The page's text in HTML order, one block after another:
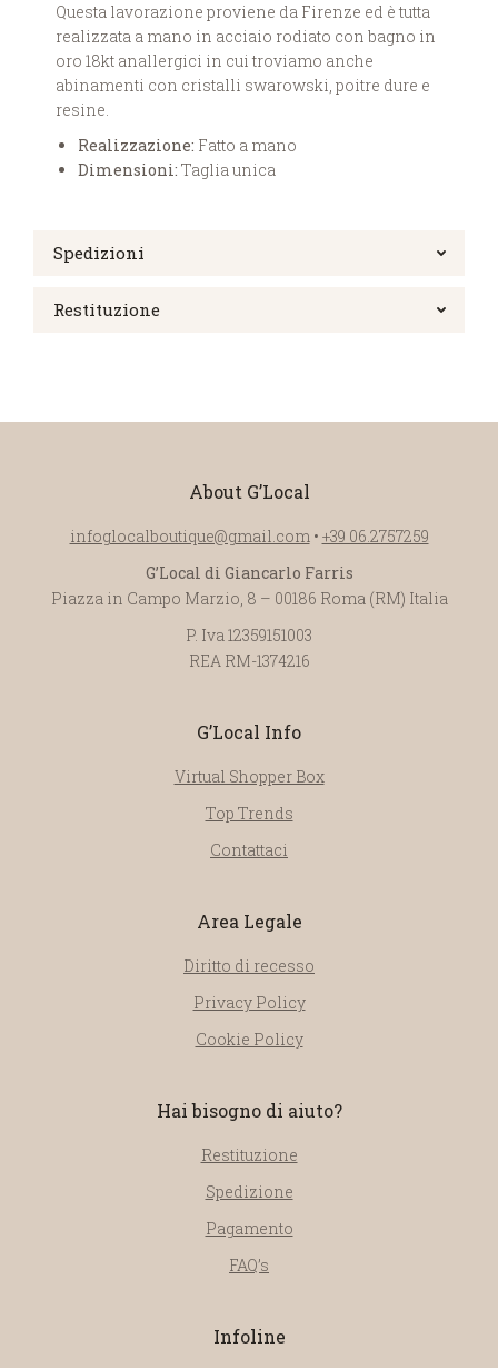
Questa lavorazione proviene da Firenze ed è tutta
realizzata a mano in acciaio rodiato con bagno in
oro 18kt anallergici in cui troviamo anche
abinamenti con cristalli swarowski, poitre dure e
resine.
Realizzazione: Fatto a mano
Dimensioni: Taglia unica
Spedizioni
Restituzione
About G’Local
infoglocalboutique@gmail.com• +39 06.2757259
G’Local di Giancarlo Farris
Piazza in Campo Marzio, 8 – 00186 Roma (RM) Italia
P. Iva 12359151003
REA RM-1374216
G’Local Info
Virtual Shopper Box
Top Trends
Contattaci
Area Legale
Diritto di recesso
Privacy Policy
Cookie Policy
Hai bisogno di aiuto?
Restituzione
Spedizione
Pagamento
FAQ’s
Infoline